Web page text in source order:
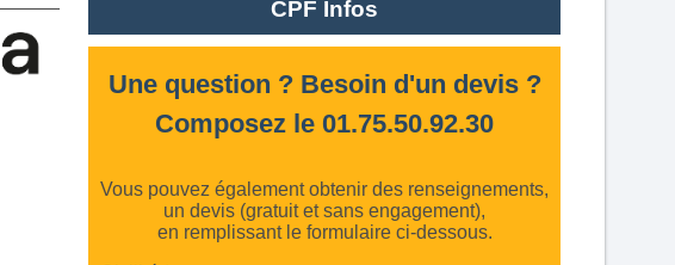
CPF Infos
Une question ? Besoin d'un devis ?
Composez le 01.75.50.92.30
Vous pouvez également obtenir des renseignements,
un devis (gratuit et sans engagement),
en remplissant le formulaire ci-dessous.